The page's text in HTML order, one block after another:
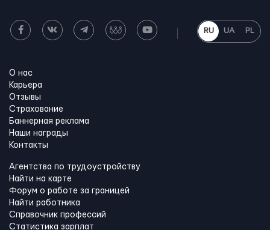
RU UA PL
О нас
Карьера
Отзывы
Страхование
Баннерная реклама
Наши награды
Контакты
Агентства по трудоустройству
Найти на карте
Форум о работе за границей
Найти работника
Справочник профессий
Статистика зарплат